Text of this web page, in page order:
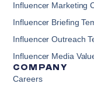
Influencer Marketing
Influencer Briefing
Influencer Outreach
Influencer Media
COMPANY
Careers